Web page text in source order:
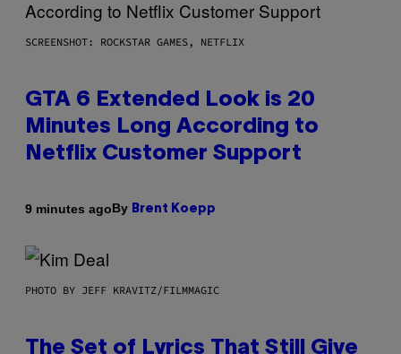
SCREENSHOT: ROCKSTAR GAMES, NETFLIX
GTA 6 Extended Look is 20
Minutes Long According to
Netflix Customer Support
9 minutes agoBy Brent Koepp
PHOTO BY JEFF KRAVITZ/FILMMAGIC
The Set of Lyrics That Still Give